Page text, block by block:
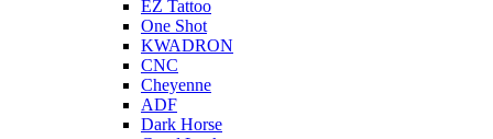
EZ Tattoo
One Shot
KWADRON
CNC
Cheyenne
ADF
Dark Horse